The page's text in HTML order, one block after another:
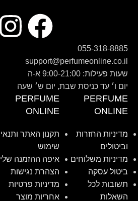
055-318-8885
support@perfumeonline.co.il
שעות פעילות: 9:00-21:00 א-ה
יום ו׳ עד כניסת שבת, יום ש׳ שעה
PERFUME
ONLINE
מדיניות החזרות
וביטולים
מדיניות משלוחים
ביטול עסקה
תשובות לכל
השאלות
PERFUME
ONLINE
תקנון האתר ותנאי
שימוש
איפה ההזמנה שלי
הצהרת נגישות
מדיניות פרטיות
אחריות מוצר